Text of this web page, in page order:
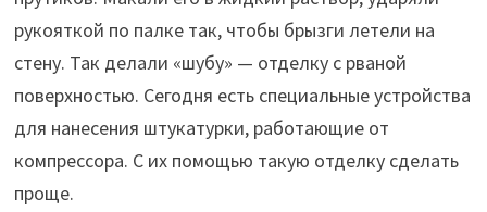
рукояткой по палке так, чтобы брызги летели на
стену. Так делали «шубу» — отделку с рваной
поверхностью. Сегодня есть специальные устройства
для нанесения штукатурки, работающие от
компрессора. С их помощью такую отделку сделать
проще.